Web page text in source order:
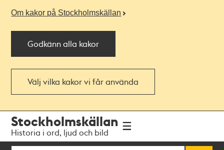
Om kakor på Stockholmskällan
Godkänn alla kakor
Välj vilka kakor vi får använda
navigationen
huvudinnehållet
Stockholmskällan
Historia i ord, ljud och bild
Sök